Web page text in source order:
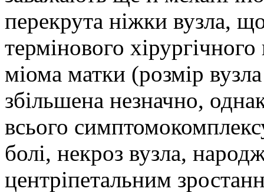
перекрута ніжки вузла,
термінового
міома матки (розмір
збільшена незначно,
всього
болі, некроз вузла,
центріпетальним